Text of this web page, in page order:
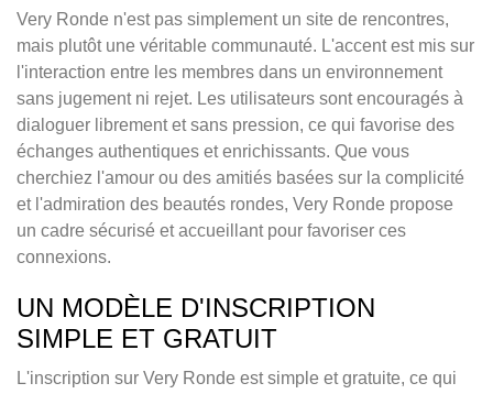
Very Ronde n'est pas simplement un site de rencontres,
mais plutôt une véritable communauté. L'accent est mis sur
l'interaction entre les membres dans un environnement
sans jugement ni rejet. Les utilisateurs sont encouragés à
dialoguer librement et sans pression, ce qui favorise des
échanges authentiques et enrichissants. Que vous
cherchiez l'amour ou des amitiés basées sur la complicité
et l'admiration des beautés rondes, Very Ronde propose
un cadre sécurisé et accueillant pour favoriser ces
connexions.
UN MODÈLE D'INSCRIPTION
SIMPLE ET GRATUIT
L'inscription sur Very Ronde est simple et gratuite, ce qui